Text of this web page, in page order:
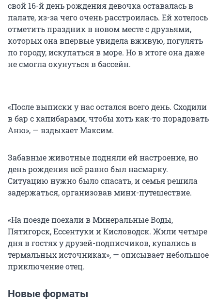
свой 16-й день рождения девочка оставалась в
палате, из-за чего очень расстроилась. Ей хотелось
отметить праздник в новом месте с друзьями,
которых она впервые увидела вживую, погулять
по городу, искупаться в море. Но в итоге она даже
не смогла окунуться в бассейн.
«После выписки у нас остался всего день. Сходили
в бар с капибарами, чтобы хоть как-то порадовать
Аню», — вздыхает Максим.
Забавные животные подняли ей настроение, но
день рождения всё равно был насмарку.
Ситуацию нужно было спасать, и семья решила
задержаться, организовав мини-путешествие.
«На поезде поехали в Минеральные Воды,
Пятигорск, Ессентуки и Кисловодск. Жили четыре
дня в гостях у друзей-подписчиков, купались в
термальных источниках», — описывает небольшое
приключение отец.
Новые форматы